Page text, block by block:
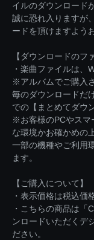
イルのダウンロード
誠に恐れ入りますが
ードを頂けますよう
【ダウンロードのフ
・楽曲ファイルは、
※アルバムでご購入
毎のダウンロードだ
での【まとめてダウ
※お客様のPCやスマ
な環境かお確かめの
一部の機種やご利用
ます。
【ご購入について】
・表示価格は税込価
・こちらの商品は「
ンロードいただくデ
ださい。